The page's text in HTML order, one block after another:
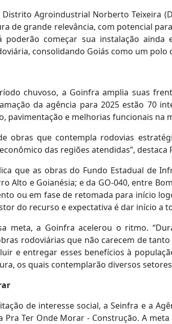
Agroindustrial Norberto Teixeira
de grande relevância, com potencial
poderão começar sua instalação
consolidando Goiás como um polo
chuvoso, a Goinfra amplia suas
da agência para 2025 estão 70
pavimentação e melhorias funcionais na
obras que contempla rodovias
das regiões atendidas”, destaca
que as obras do Fundo Estadual de
Alto e Goianésia; e da GO-040, entre
ou em fase de retomada para início
do recurso e expectativa é dar início a
meta, a Goinfra acelerou o ritmo.
rodoviárias que não carecem de
e entregar esses benefícios à
os quais contemplarão diversos
de interesse social, a Seinfra e a
Ter Onde Morar - Construção. A